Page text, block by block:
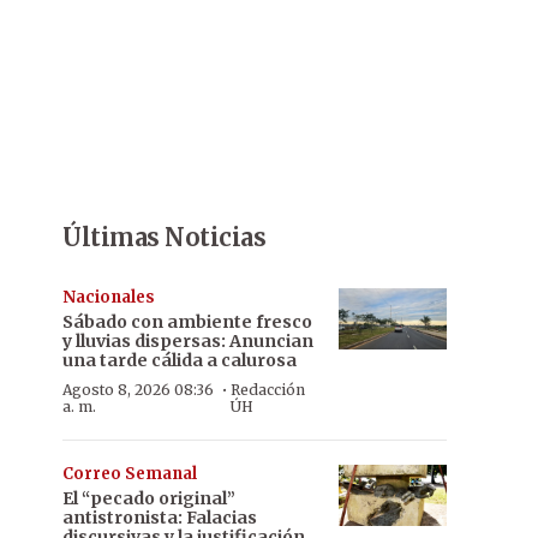
Últimas Noticias
Nacionales
Sábado con ambiente fresco
y lluvias dispersas: Anuncian
una tarde cálida a calurosa
Agosto 8, 2026 08:36
a. m.
·Redacción
ÚH
Correo Semanal
El “pecado original”
antistronista: Falacias